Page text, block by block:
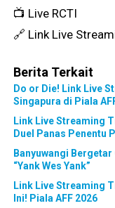
📺 Live RCTI
🔗 Link Live
Berita Terkait
Do or Die! Link Live
Singapura di Piala
Link Live Streaming
Duel Panas Penentu
Banyuwangi
“Yank Wes Yank”
Link Live Streaming
Ini! Piala AFF 2026